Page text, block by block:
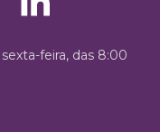
feira, das 8:00